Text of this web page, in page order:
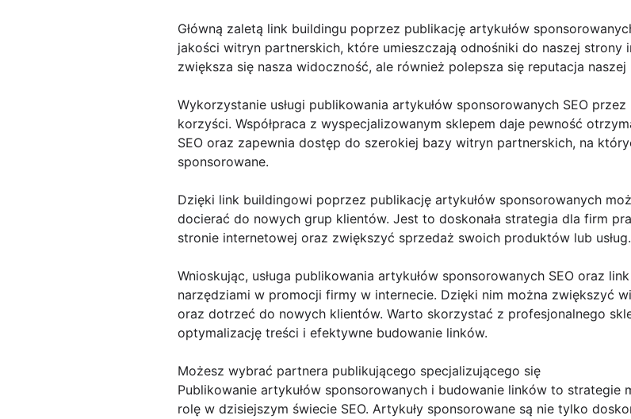
Główną zaletą link buildingu poprzez publikację artykułów
jakości witryn partnerskich, które umieszczają odnośniki do naszej strony
zwiększa się nasza widoczność, ale również polepsza się reputacja
Wykorzystanie usługi publikowania artykułów sponsorowanych SEO
korzyści. Współpraca z wyspecjalizowanym sklepem daje pewność
SEO oraz zapewnia dostęp do szerokiej bazy witryn partnerskich, na
sponsorowane.
Dzięki link buildingowi poprzez publikację artykułów sponsorowanych
docierać do nowych grup klientów. Jest to doskonała strategia dla firm
stronie internetowej oraz zwiększyć sprzedaż swoich produktów lub usług.
Wnioskując, usługa publikowania artykułów sponsorowanych SEO oraz
narzędziami w promocji firmy w internecie. Dzięki nim można zwiększyć
oraz dotrzeć do nowych klientów. Warto skorzystać z profesjonalnego
optymalizację treści i efektywne budowanie linków.
Możesz wybrać partnera publikującego specjalizującego się
Publikowanie artykułów sponsorowanych i budowanie linków to
rolę w dzisiejszym świecie SEO. Artykuły sponsorowane są nie tylko